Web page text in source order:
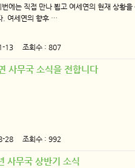
에는 직접 만나 뵙고 여세연의 현재 상황을
. 여세연의 향후 …
13 조회수 : 807
사무국 소식을 전합니다
28 조회수 : 992
사무국 상반기 소식